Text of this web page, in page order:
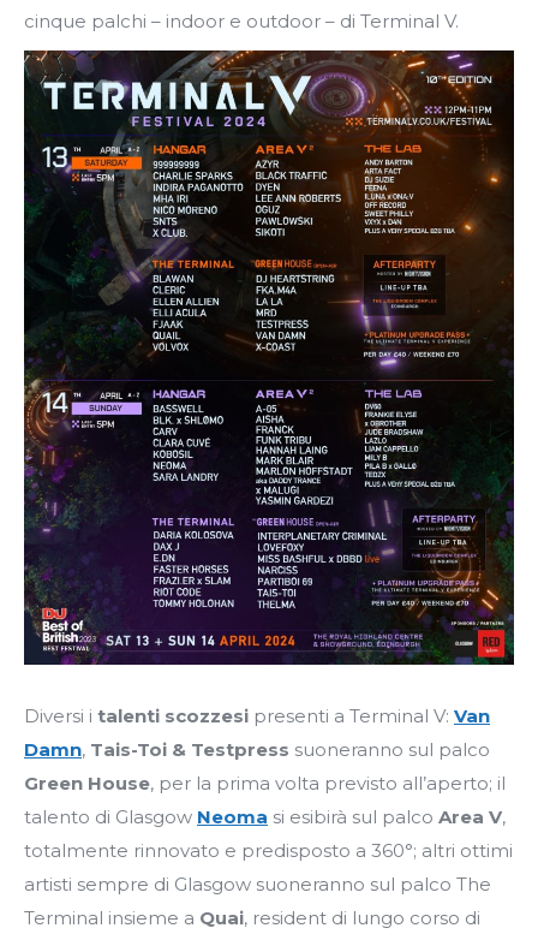
cinque palchi – indoor e outdoor – di Terminal V.
Diversi i talenti scozzesi presenti a Terminal V: Van
Damn, Tais-Toi & Testpress suoneranno sul palco
Green House, per la prima volta previsto all’aperto; il
talento di Glasgow Neoma si esibirà sul palco Area V,
totalmente rinnovato e predisposto a 360°; altri ottimi
artisti sempre di Glasgow suoneranno sul palco The
Terminal insieme a Quai, resident di lungo corso di